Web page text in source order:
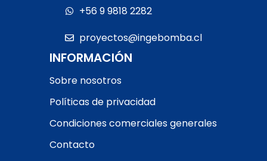
+56 9 9818 2282
proyectos@ingebomba.cl
INFORMACIÓN
Sobre nosotros
Políticas de privacidad
Condiciones comerciales generales
Contacto